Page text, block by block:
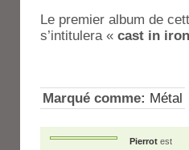
Le premier album de
s’intitulera « cast in iron
Marqué comme: Métal
Pierrot est